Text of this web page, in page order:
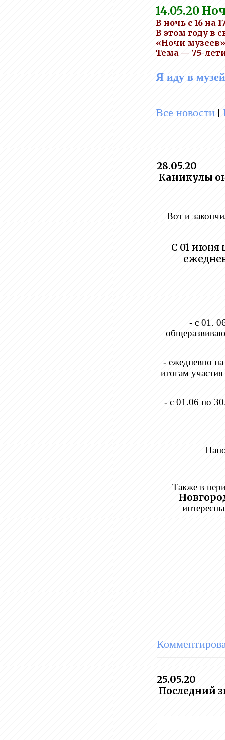
14.05.20
В ночь с 16 на
В этом году в
«Ночи
Тема — 75-
Я иду в
Все новости
28.05.20
Каникулы
Вот и
С 01 июня
- с 01.
- ежедневно
итогам
- с 01.06 по
Также в
25.05.20
Последний